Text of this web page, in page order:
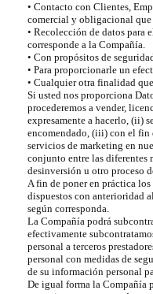
• Contacto con Clientes,
comercial y obligacional que
• Recolección de datos para
corresponde a la Compañía.
• Con propósitos de
• Para proporcionarle un
• Cualquier otra finalidad
Si usted nos proporciona
procederemos a vender,
expresamente a hacerlo, (ii)
encomendado, (iii) con el fin
servicios de marketing en
conjunto entre las diferentes
desinversión u otro proceso
A fin de poner en práctica
dispuestos con anterioridad
según corresponda.
La Compañía podrá
efectivamente
personal a terceros
personal con medidas de
de su información personal
De igual forma la Compañía